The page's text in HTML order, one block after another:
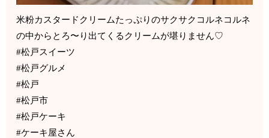
米粉カスタードクリームたっぷりのサクサクコルネコルネ
の中からとろ〜り出てくるクリームが堪りません♡
#松戸スイーツ
#松戸グルメ
#松戸
#松戸市
#松戸ケーキ
#ケーキ屋さん